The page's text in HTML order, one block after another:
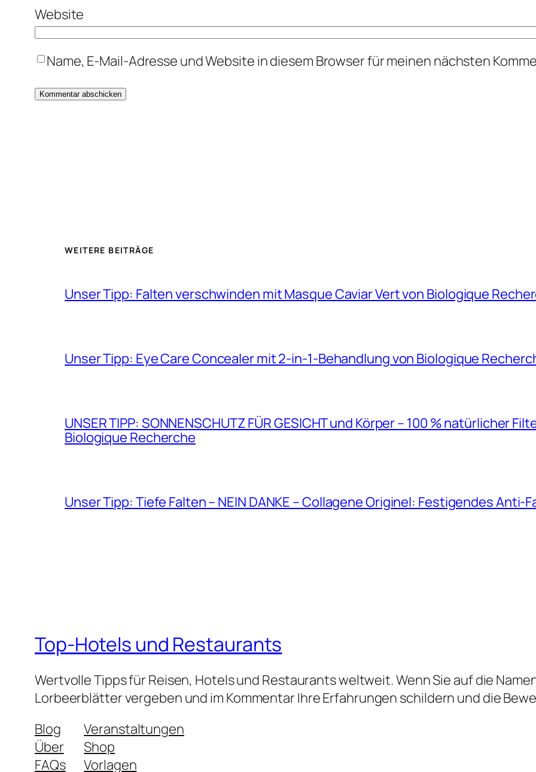
Website
Name, E-Mail-Adresse und Website in diesem Browser für meinen nächsten
WEITERE BEITRÄGE
Unser Tipp: Falten verschwinden mit Masque Caviar Vert von Biologique
Unser Tipp: Eye Care Concealer mit 2-in-1-Behandlung von Biologique
UNSER TIPP: SONNENSCHUTZ FÜR GESICHT und Körper – 100 % natürlicher
Biologique Recherche
Unser Tipp: Tiefe Falten – NEIN DANKE – Collagene Originel: Festigendes Anti-
Top-Hotels und Restaurants
Wertvolle Tipps für Reisen, Hotels und Restaurants weltweit. Wenn Sie auf die
Lorbeerblätter vergeben und im Kommentar Ihre Erfahrungen schildern und die
Blog
Über
FAQs
Veranstaltungen
Shop
Vorlagen